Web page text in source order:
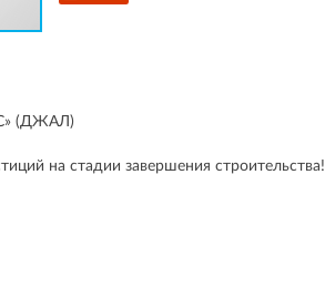
(ДЖАЛ)
на стадии завершения строительства!